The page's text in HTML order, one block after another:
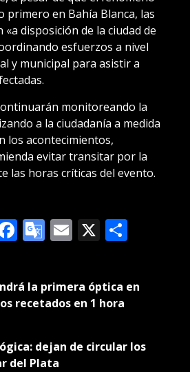
primero en Bahía Blanca, las
disposición de la ciudad de
esfuerzos a nivel
y municipal para asistir a
monitoreando la
a la ciudadanía a medida
los acontecimientos,
evitar transitar por la
las horas críticas del evento.
Facebook
Google
Email
X
la primera óptica en
recetados en 1 hora
dejan de circular los
del Plata